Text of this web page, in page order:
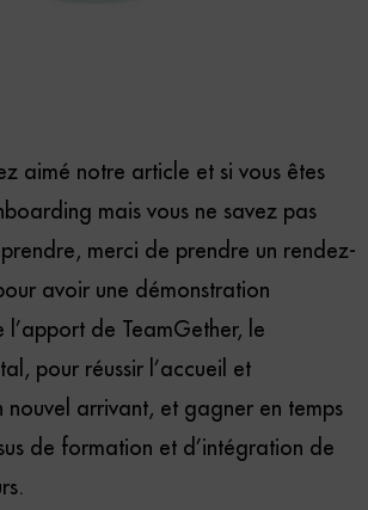
aimé notre article et si vous êtes
mais vous ne savez pas
merci de prendre un rendez-
avoir une démonstration
l’apport de TeamGether, le
pour réussir l’accueil et
nouvel arrivant, et gagner en temps
de formation et d’intégration de